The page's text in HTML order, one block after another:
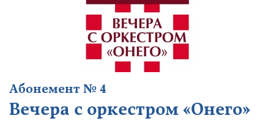
Абонемент № 4
Вечера с оркестром «Онего»